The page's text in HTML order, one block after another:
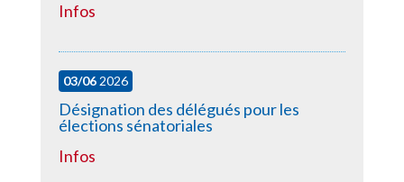
Infos
03/062026
Désignation des délégués pour les
élections sénatoriales
Infos